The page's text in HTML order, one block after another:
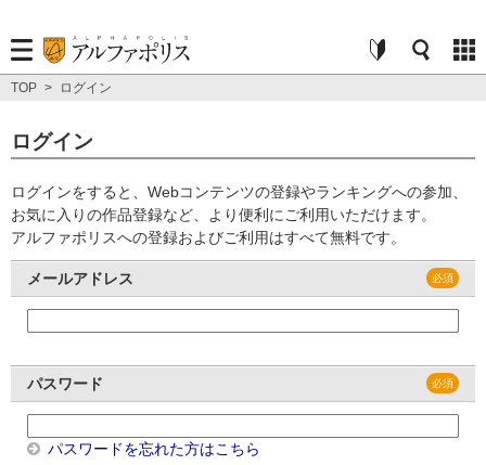
TOP > ログイン
ログイン
ログインをすると、Webコンテンツの登録やランキングへの参加、
お気に入りの作品登録など、より便利にご利用いただけます。
アルファポリスへの登録およびご利用はすべて無料です。
メールアドレス
パスワード
パスワードを忘れた方はこちら